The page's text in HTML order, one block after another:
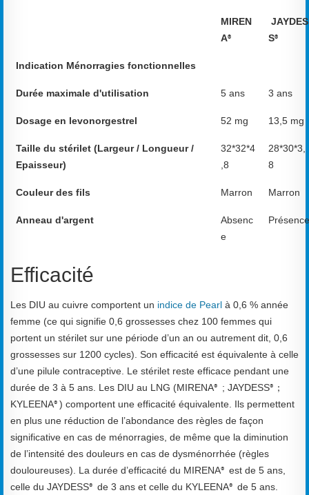
MIREN
A®
JAYDES
S®
Indication Ménorragies fonctionnelles
Durée maximale d'utilisation 5 ans 3 ans
Dosage en levonorgestrel 52 mg 13,5 mg
Taille du stérilet (Largeur / Longueur /
Epaisseur)
32*32*4
,8
28*30*3,
8
Couleur des fils Marron Marron
Anneau d'argent
Absenc
e
Présence
Efficacité
Les DIU au cuivre comportent un indice de Pearl à 0,6 % année
femme (ce qui signifie 0,6 grossesses chez 100 femmes qui
portent un stérilet sur une période d’un an ou autrement dit, 0,6
grossesses sur 1200 cycles). Son efficacité est équivalente à celle
d’une pilule contraceptive. Le stérilet reste efficace pendant une
durée de 3 à 5 ans. Les DIU au LNG (MIRENA® ; JAYDESS® ;
KYLEENA® ) comportent une efficacité équivalente. Ils permettent
en plus une réduction de l’abondance des règles de façon
significative en cas de ménorragies, de même que la diminution
de l’intensité des douleurs en cas de dysménorrhée (règles
douloureuses). La durée d’efficacité du MIRENA® est de 5 ans,
celle du JAYDESS® de 3 ans et celle du KYLEENA® de 5 ans.